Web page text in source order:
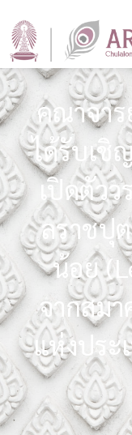
คณาจา
ได้รับเชิ
เปิดตัว
ลราชปุ
น้อย
จากสม
แห่งประ